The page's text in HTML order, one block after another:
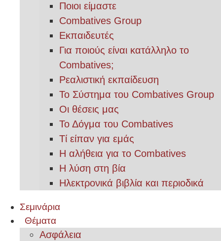
Ποιοι είμαστε
Combatives Group
Εκπαιδευτές
Για ποιούς είναι κατάλληλο το
Combatives;
Ρεαλιστική εκπαίδευση
Το Σύστημα του Combatives Group
Οι θέσεις μας
Το Δόγμα του Combatives
Τί είπαν για εμάς
Η αλήθεια για το Combatives
Η λύση στη βία
Ηλεκτρονικά βιβλία και περιοδικά
Σεμινάρια
Θέματα
Ασφάλεια